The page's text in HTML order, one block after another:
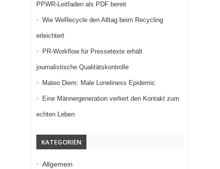
PPWR-Leitfaden als PDF bereit
Wie WeRecycle den Alltag beim Recycling
erleichtert
PR-Workflow für Pressetexte erhält
journalistische Qualitätskontrolle
Mateo Diem: Male Loneliness Epidemic
Eine Männergeneration verliert den Kontakt zum
echten Leben
KATEGORIEN
Allgemein